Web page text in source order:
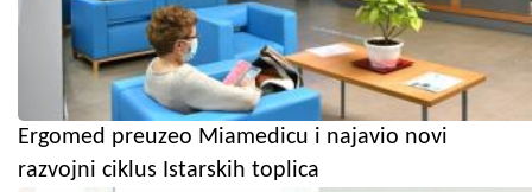
Ergomed preuzeo Miamedicu i najavio novi
razvojni ciklus Istarskih toplica